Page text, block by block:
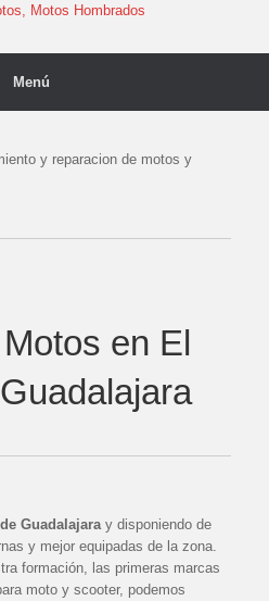
Menú
en El
Guadalajara y disponiendo de
y mejor equipadas de la zona.
formación, las primeras marcas
moto y scooter, podemos